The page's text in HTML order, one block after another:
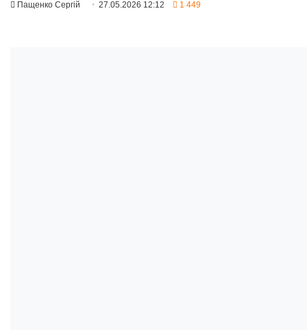
Пащенко Сергій 27.05.2026 12:12 1 449